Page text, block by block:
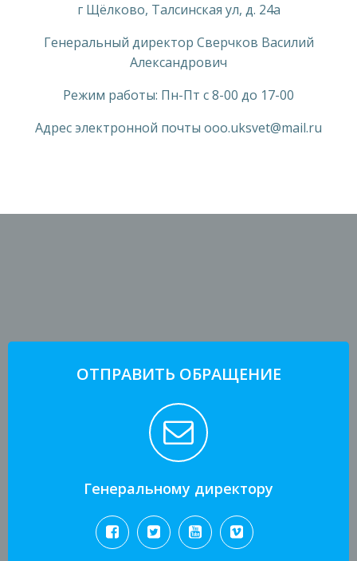
г Щёлково, Талсинская ул, д. 24а
Генеральный директор Сверчков Василий
Александрович
Режим работы: Пн-Пт с 8-00 до 17-00
Адрес электронной почты ooo.uksvet@mail.ru
ОТПРАВИТЬ ОБРАЩЕНИЕ
Генеральному директору